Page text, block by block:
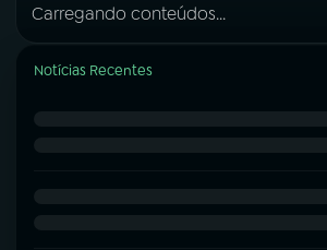
Carregando conteúdos...
Notícias Recentes